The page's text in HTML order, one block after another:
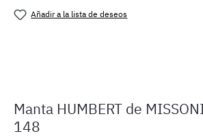
Añadir a la lista de deseos
Manta HUMBERT de
148